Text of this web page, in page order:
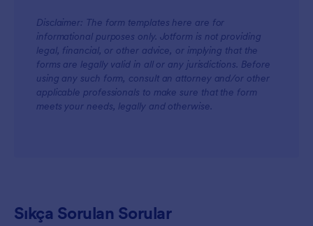
Disclaimer: The form templates here are for
informational purposes only. Jotform is not providing
legal, financial, or other advice, or implying that the
forms are legally valid in all or any jurisdictions. Before
using any such form, consult an attorney and/or other
applicable professionals to make sure that the form
meets your needs, legally and otherwise.
Sıkça Sorulan Sorular